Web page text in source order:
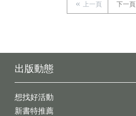
上一頁 下一頁
出版動態
想找好活動
新書特推薦